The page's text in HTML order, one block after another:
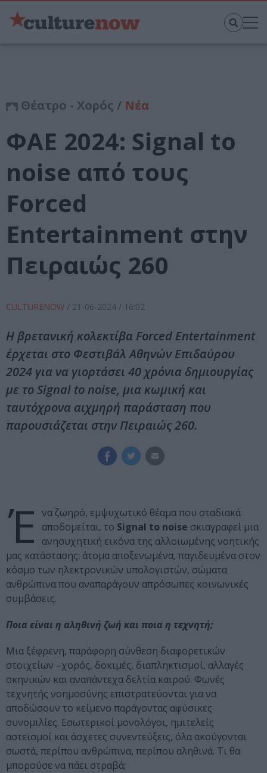
Θέατρο - Χορός / Νέα
ΦΑΕ 2024: Signal to
noise από τους
Forced
Entertainment στην
Πειραιώς 260
CULTURENOW / 21-06-2024 / 16:02
Η βρετανική κολεκτίβα Forced Entertainment
έρχεται στο Φεστιβάλ Αθηνών Επιδαύρου
2024 για να γιορτάσει 40 χρόνια δημιουργίας
με το Signal to noise, μια κωμική και
ταυτόχρονα αιχμηρή παράσταση που
παρουσιάζεται στην Πειραιώς 260.
Έ να ζωηρό, εμψυχωτικό θέαμα που σταδιακά
αποδομείται, το Signal to noise σκιαγραφεί μια
ανησυχητική εικόνα της αλλοιωμένης νοητικής
μας κατάστασης: άτομα αποξενωμένα, παγιδευμένα στον
κόσμο των ηλεκτρονικών υπολογιστών, σώματα
ανθρώπινα που αναπαράγουν απρόσωπες κοινωνικές
συμβάσεις.
Ποια είναι η αληθινή ζωή και ποια η τεχνητή;
Μια ξέφρενη, παράφορη σύνθεση διαφορετικών
στοιχείων –χορός, δοκιμές, διαπληκτισμοί, αλλαγές
σκηνικών και αναπάντεχα δελτία καιρού. Φωνές
τεχνητής νοημοσύνης επιστρατεύονται για να
αποδώσουν το κείμενο παράγοντας αφύσικες
συνομιλίες. Εσωτερικοί μονολόγοι, ημιτελείς
αστεϊσμοί και άσχετες συνεντεύξεις, όλα ακούγονται
σωστά, περίπου ανθρώπινα, περίπου αληθινά. Τι θα
μπορούσε να πάει στραβά;